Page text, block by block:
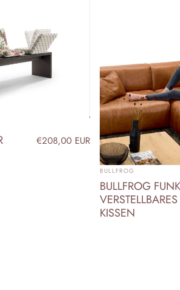
€208,00 EUR
ANBIETER:
BULLFROG
BULLFROG
KISSEN